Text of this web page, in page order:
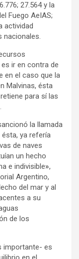
27.564 y la
Fuego AeIAS;
actividad
nacionales.
ir en contra de
en el caso que la
Malvinas, ésta
para sí las
la llamada
ésta, ya refería
de naves
un hecho
e indivisible»,
Argentino,
del mar y al
a su
de los
importante- es